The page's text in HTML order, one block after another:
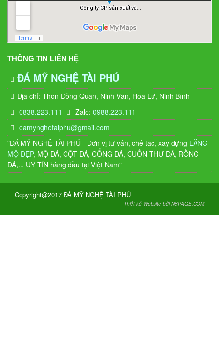
THÔNG TIN LIÊN HỆ
ĐÁ MỸ NGHỆ TÀI PHÚ
Địa chỉ: Thôn Đồng Quan, Ninh Vân, Hoa Lư, Ninh Bình
0838.223.111
Zalo:0988.223.111
damynghetaiphu@gmail.com
"ĐÁ MỸ NGHỆ TÀI PHÚ - Đơn vị tư vấn, chế tác, xây dựng LĂNG
MỘ ĐẸP, MỘ ĐÁ, CỘT ĐÁ, CỔNG ĐÁ, CUỐN THƯ ĐÁ, RỒNG
ĐÁ,... UY TÍN hàng đầu tại Việt Nam"
Copyright@2017 ĐÁ MỸ NGHỆ TÀI PHÚ
Thiết kế Website bởi NBPAGE.COM